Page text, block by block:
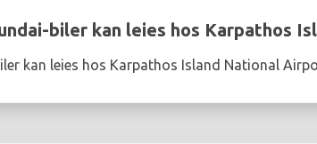
biler kan leies hos Karpathos
kan leies hos Karpathos Island National